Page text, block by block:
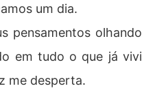
um dia.
pensamentos olhando
em tudo o que já vivi
me desperta.